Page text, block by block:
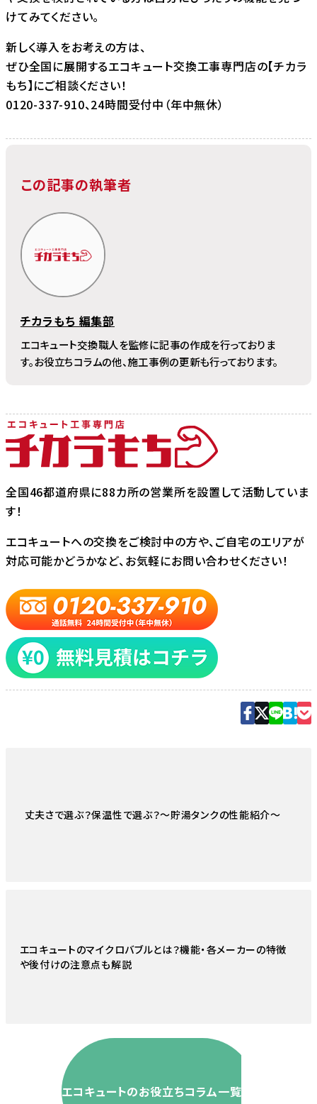
けてみてください。
新しく導入をお考えの方は、
ぜひ全国に展開するエコキュート交換工事専門店の【チカラ
もち】にご相談ください！
0120-337-910、24時間受付中（年中無休）
この記事の執筆者
チカラもち 編集部
エコキュート交換職人を監修に記事の作成を行っておりま
す。お役立ちコラムの他、施工事例の更新も行っております。
全国46都道府県に88カ所の営業所を設置して活動していま
す！
エコキュートへの交換をご検討中の方や、ご自宅のエリアが
対応可能かどうかなど、お気軽にお問い合わせください！
丈夫さで選ぶ？保温性で選ぶ？〜貯湯タンクの性能紹介〜
エコキュートのマイクロバブルとは？機能・各メーカーの特徴
や後付けの注意点も解説
エコキュートのお役立ちコラム一覧